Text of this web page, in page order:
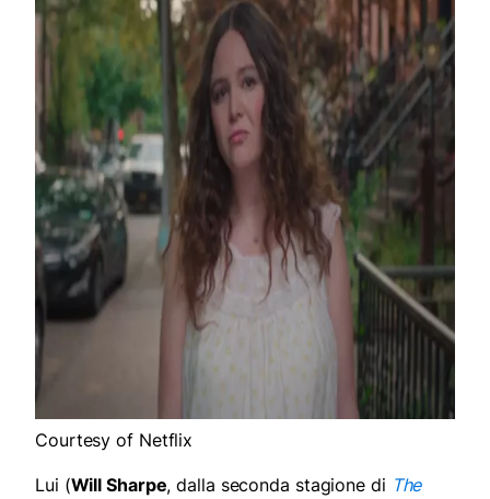
Courtesy of Netflix
Lui (Will Sharpe, dalla seconda stagione di The